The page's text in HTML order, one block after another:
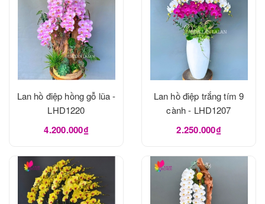
Lan hồ điệp hồng gỗ lũa -
LHD1220
4.200.000₫
Lan hồ điệp trắng tím 9
cành - LHD1207
2.250.000₫